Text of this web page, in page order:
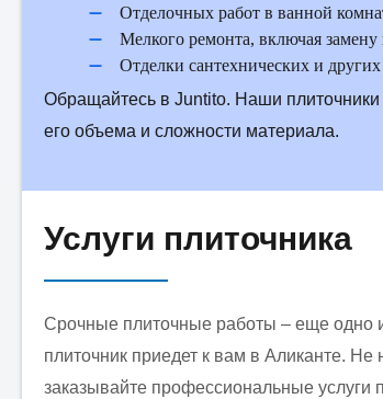
Отделочных работ в ванной
Мелкого ремонта, включая
Отделки сантехнических и
Обращайтесь в Juntito. Наши плиточники
его объема и сложности материала.
Услуги плиточника
Срочные плиточные работы – еще одно
плиточник приедет к вам в Аликанте. Не
заказывайте профессиональные услуги